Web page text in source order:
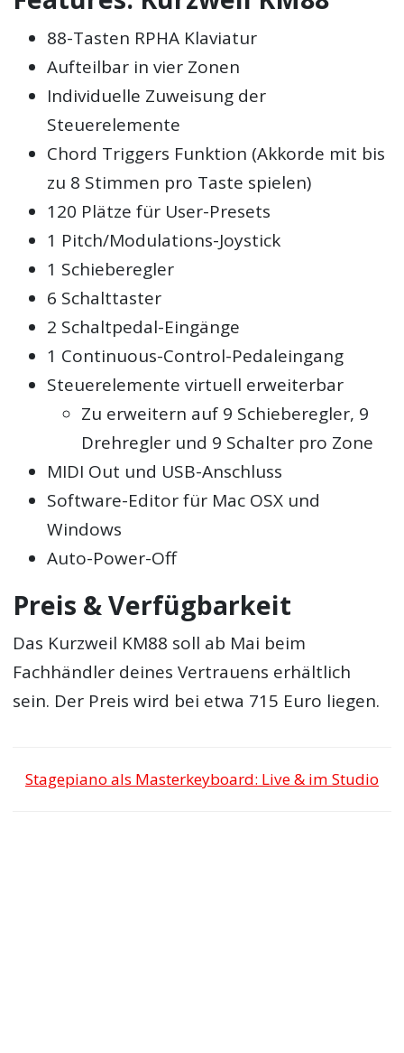
88-Tasten RPHA Klaviatur
Aufteilbar in vier Zonen
Individuelle Zuweisung der
Steuerelemente
Chord Triggers Funktion (Akkorde mit bis
zu 8 Stimmen pro Taste spielen)
120 Plätze für User-Presets
1 Pitch/Modulations-Joystick
1 Schieberegler
6 Schalttaster
2 Schaltpedal-Eingänge
1 Continuous-Control-Pedaleingang
Steuerelemente virtuell erweiterbar
Zu erweitern auf 9 Schieberegler, 9
Drehregler und 9 Schalter pro Zone
MIDI Out und USB-Anschluss
Software-Editor für Mac OSX und
Windows
Auto-Power-Off
Preis & Verfügbarkeit
Das Kurzweil KM88 soll ab Mai beim
Fachhändler deines Vertrauens erhältlich
sein. Der Preis wird bei etwa 715 Euro liegen.
Stagepiano als Masterkeyboard: Live & im Studio